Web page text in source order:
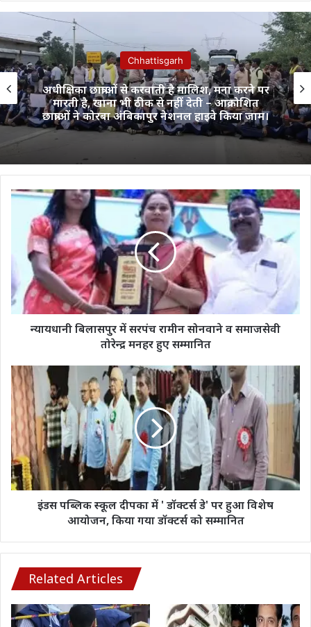
Chhattisgarh
अधीक्षिका छात्राओं से करवाती है मालिश, मना करने पर
मारती है, खाना भी ठीक से नहीं देती – आक्रोशित
छात्राओं ने कोरबा अंबिकापुर नेशनल हाइवे किया जाम।
न्यायधानी
सरपंच
रामीन
सोनवाने
व
समाजसेवी
तोरेन्द्र
न्यायधानी बिलासपुर में सरपंच रामीन सोनवाने व समाजसेवी
तोरेन्द्र मनहर हुए सम्मानित
इंडस
पब्लिक
स्कूल
दीपका
में
'
डॉक्टर्स
डे'
पर
डॉक्टर्स
को
सम्मानित
इंडस पब्लिक स्कूल दीपका में ' डॉक्टर्स डे' पर हुआ विशेष
आयोजन, किया गया डॉक्टर्स को सम्मानित
Related Articles